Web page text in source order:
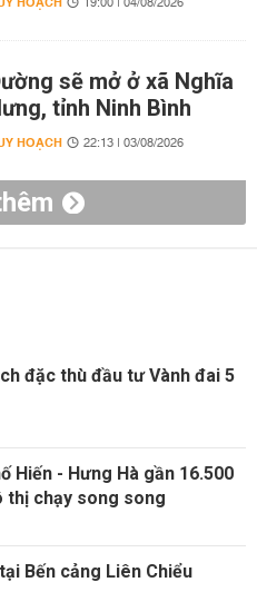
sẽ mở ở xã Nghĩa
tỉnh Ninh Bình
HOẠCH 22:13 | 03/08/2026
đặc thù đầu tư Vành đai 5
Hiến - Hưng Hà gần 16.500
thị chạy song song
Bến cảng Liên Chiểu